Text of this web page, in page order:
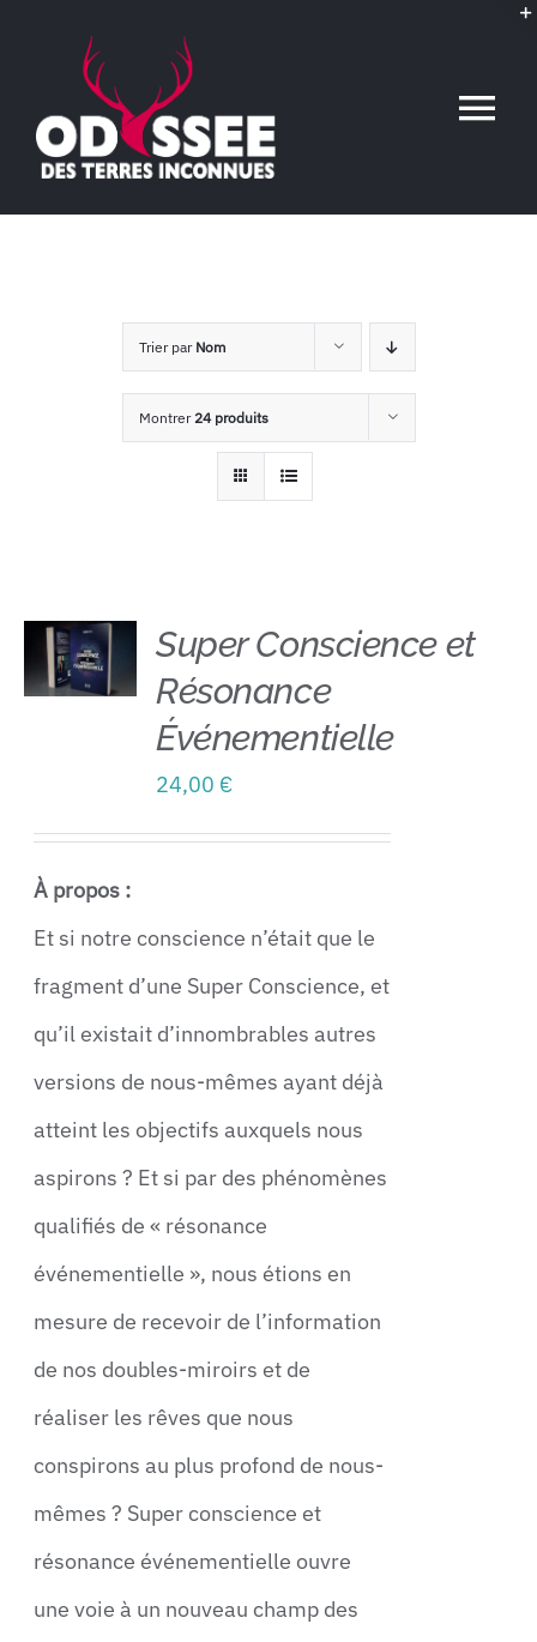
contenu
L’association
Voyages conférences
Trier par Nom
Montrer 24 produits
AJOUTER
Super Conscience et
Résonance
Événementielle
24,00 €
À propos :
Et si notre conscience n’était que le
fragment d’une Super Conscience, et
qu’il existait d’innombrables autres
versions de nous-mêmes ayant déjà
atteint les objectifs auxquels nous
aspirons ? Et si par des phénomènes
qualifiés de « résonance
événementielle », nous étions en
mesure de recevoir de l’information
de nos doubles-miroirs et de
réaliser les rêves que nous
conspirons au plus profond de nous-
mêmes ? Super conscience et
résonance événementielle ouvre
une voie à un nouveau champ des